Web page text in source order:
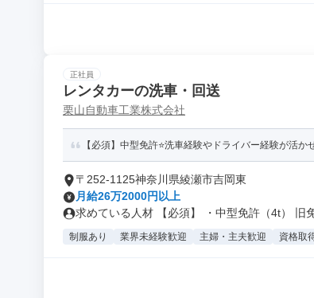
正社員
レンタカーの洗車・回送
栗山自動車工業株式会社
【必須】中型免許⭐洗車経験やドライバー経験が活か
〒252-1125神奈川県綾瀬市吉岡東
月給26万2000円以上
求めている人材 【必須】 ・中型免許（4t） 旧
制服あり 業界未経験歓迎 主婦・主夫歓迎 資格取